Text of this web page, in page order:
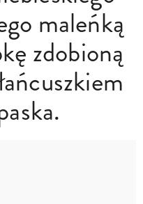
maleńką
zdobioną